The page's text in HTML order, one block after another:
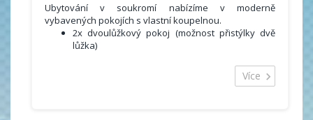
Ubytování v soukromí nabízíme v moderně
vybavených pokojích s vlastní koupelnou.
2x dvoulůžkový pokoj (možnost přistýlky dvě
lůžka)
Možnost využití plně vybavené kuchyně
Více